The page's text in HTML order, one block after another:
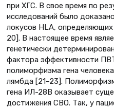
при ХГС. В свое время по
исследований было
локусов HLA,
20]. В настоящее время
генетически
фактора эффективности
полиморфизма гена
лямбда [21–23].
гена ИЛ-28В оказывает
достижения СВО. Так, у